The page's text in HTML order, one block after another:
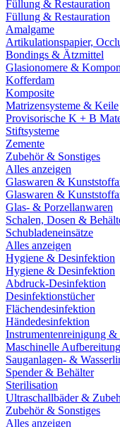
Füllung & Restauration
Füllung & Restauration
Amalgame
Artikulationspapier,
Bondings & Ätzmittel
Glasionomere &
Kofferdam
Komposite
Matrizensysteme & Keile
Provisorische K + B
Stiftsysteme
Zemente
Zubehör & Sonstiges
Alles anzeigen
Glaswaren &
Glaswaren &
Glas- & Porzellanwaren
Schalen, Dosen &
Schubladeneinsätze
Alles anzeigen
Hygiene & Desinfektion
Hygiene & Desinfektion
Abdruck-Desinfektion
Desinfektionstücher
Flächendesinfektion
Händedesinfektion
Instrumentenreinigung &
Maschinelle Aufbereitung
Sauganlagen- &
Spender & Behälter
Sterilisation
Ultraschallbäder &
Zubehör & Sonstiges
Alles anzeigen